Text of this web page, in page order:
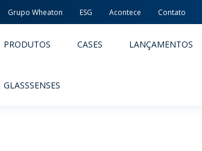
Grupo Wheaton ESG Acontece Contato
PRODUTOS CASES LANÇAMENTOS
GLASSSENSES